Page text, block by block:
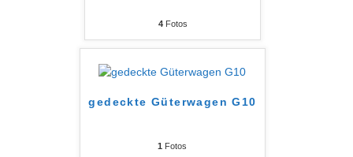
4Fotos
gedeckte Güterwagen G10
1 Fotos